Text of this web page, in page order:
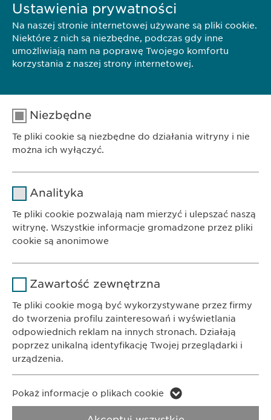
ul. Leszno 14
01-192 Warszawa
KONTAKT
Telefon: +48 22 620 11 71
Polityka
Prywatności
Polityka cookie
Ustawienia prywatności
Na naszej stronie internetowej używane są pliki cookie.
Niektóre z nich są niezbędne, podczas gdy inne
umożliwiają nam na poprawę Twojego komfortu
korzystania z naszej strony internetowej.
Niezbędne
Te pliki cookie są niezbędne do działania witryny i nie
można ich wyłączyć.
Czas
trwania
1 rok
Powód
na pliki cookie.
Analityka
Te pliki cookie pozwalają nam mierzyć i ulepszać naszą
witrynę. Wszystkie informacje gromadzone przez pliki
cookie są anonimowe
trwania
1 day
Nazwa vuid
Zawartość zewnętrzna
Te pliki cookie mogą być wykorzystywane przez firmy
do tworzenia profilu zainteresowań i wyświetlania
odpowiednich reklam na innych stronach. Działają
poprzez unikalną identyfikację Twojej przeglądarki i
urządzenia.
Nazwa LinkedIn
LinkedIn
Pokaż informacje o plikach cookie